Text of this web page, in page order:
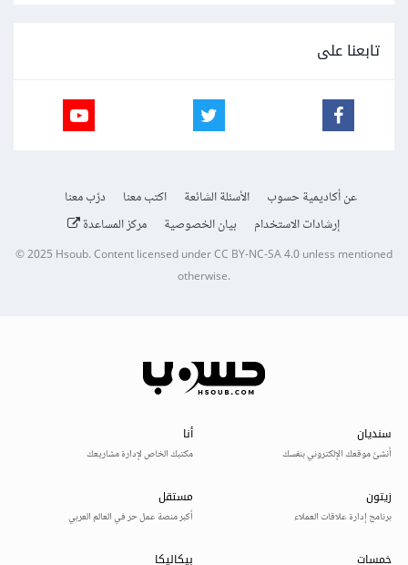
تابعنا على
عن أكاديمية حسوب الأسئلة الشائعة اكتب معنا
درّب معنا
إرشادات الاستخدام
بيان الخصوصية مركز المساعدة
© 2025Hsoub.Content licensed underCC BY-NC-SA 4.0unless mentioned
otherwise.